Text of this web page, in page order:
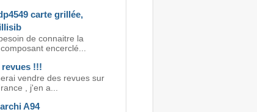
carte grillée,
de connaitre la
encerclé...
!!!
vendre des revues sur
, j'en a...
A94